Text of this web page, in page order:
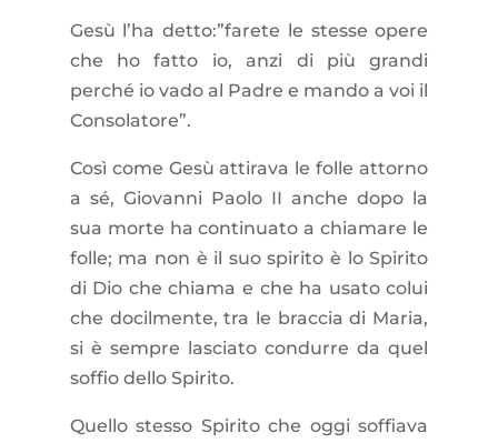
Gesù l’ha detto:”farete le stesse opere
che ho fatto io, anzi di più grandi
perché io vado al Padre e mando a voi il
Consolatore”.
Così come Gesù attirava le folle attorno
a sé, Giovanni Paolo II anche dopo la
sua morte ha continuato a chiamare le
folle; ma non è il suo spirito è lo Spirito
di Dio che chiama e che ha usato colui
che docilmente, tra le braccia di Maria,
si è sempre lasciato condurre da quel
soffio dello Spirito.
Quello stesso Spirito che oggi soffiava